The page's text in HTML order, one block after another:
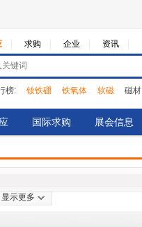
求购 企业 资讯
榜: 钕铁硼 铁氧体 软磁 磁材
国际求购 展会信息
显示更多